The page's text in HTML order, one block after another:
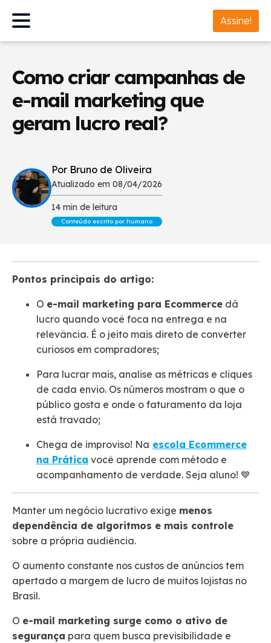
Assine!
Como criar campanhas de
e-mail marketing que
geram lucro real?
Por Bruno de Oliveira
Atualizado em 08/04/2026
14 min de leitura
Conteúdo escrito por humano
Pontos principais do artigo:
O e-mail marketing para Ecommerce dá
lucro quando você foca na entrega e na
relevância. É o jeito mais direto de converter
curiosos em compradores;
Para lucrar mais, analise as métricas e cliques
de cada envio. Os números mostram o que o
público gosta e onde o faturamento da loja
está travado;
Chega de improviso! Na escola Ecommerce
na Prática você aprende com método e
acompanhamento de verdade. Seja aluno! 💙
Manter um negócio lucrativo exige menos
dependência de algoritmos e mais controle
sobre a própria audiência.
O aumento constante nos custos de anúncios tem
apertado a margem de lucro de muitos lojistas no
Brasil.
O e-mail marketing surge como o ativo de
segurança para quem busca previsibilidade e